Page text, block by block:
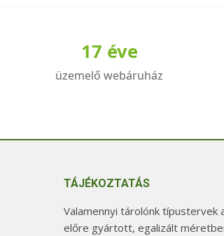
17 éve
üzemelő webáruház
TÁJÉKOZTATÁS
Valamennyi tárolónk típustervek
előre gyártott, egalizált